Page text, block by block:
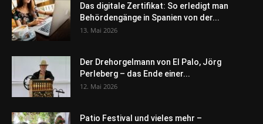
Das digitale Zertifikat: So erledigt man
Behördengänge in Spanien von der...
13. Mai 2026
Der Drehorgelmann von El Palo, Jörg
Perleberg – das Ende einer...
12. Mai 2026
Patio Festival und vieles mehr –